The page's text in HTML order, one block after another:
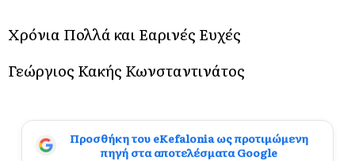
Χρόνια Πολλά και Εαρινές Ευχές
Γεώργιος Κακής Κωνσταντινάτος
Προσθήκη του eKefalonia ως προτιμώμενη
πηγή στα αποτελέσματα Google